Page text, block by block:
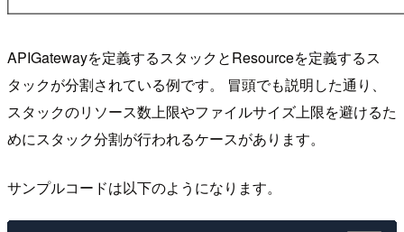
APIGatewayを定義するスタックとResourceを定義するス
タックが分割されている例です。 冒頭でも説明した通り、
スタックのリソース数上限やファイルサイズ上限を避けるた
めにスタック分割が行われるケースがあります。
サンプルコードは以下のようになります。